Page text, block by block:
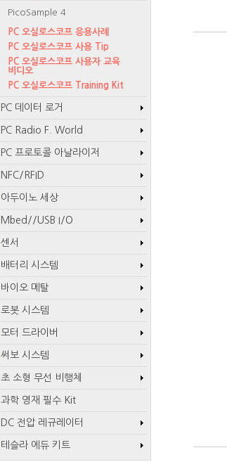
PicoSample 4
PC 오실로스코프 응용사례
PC 오실로스코프 사용 Tip
PC 오실로스코프 사용자 교육
비디오
PC 오실로스코프 Training Kit
PC 데이터 로거
PC Radio F. World
PC 프로토콜 아날라이저
NFC/RFID
아두이노 세상
Mbed//USB I/O
센서
배터리 시스템
바이오 메탈
로봇 시스템
모터 드라이버
써보 시스템
초 소형 무선 비행체
과학 영재 필수 Kit
DC 전압 레규레이터
테슬라 에듀 키트